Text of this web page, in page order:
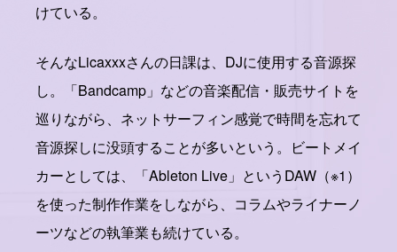
けている。
そんなLicaxxxさんの日課は、DJに使用する音源探
し。「Bandcamp」などの音楽配信・販売サイトを
巡りながら、ネットサーフィン感覚で時間を忘れて
音源探しに没頭することが多いという。ビートメイ
カーとしては、「Ableton Live」というDAW（※1）
を使った制作作業をしながら、コラムやライナーノ
ーツなどの執筆業も続けている。